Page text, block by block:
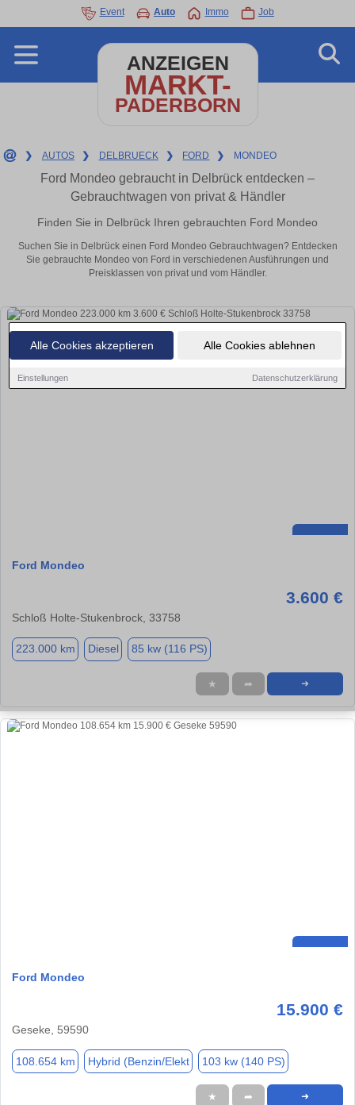
Alle Cookies akzeptieren Alle Cookies ablehnen
Einstellungen Datenschutzerklärung
Event Auto Immo Job
ANZEIGEN
MARKT-
PADERBORN
❯ AUTOS ❯ DELBRUECK ❯ FORD ❯ MONDEO
Ford Mondeo gebraucht in Delbrück entdecken –
Gebrauchtwagen von privat & Händler
Finden Sie in Delbrück Ihren gebrauchten Ford Mondeo
Suchen Sie in Delbrück einen Ford Mondeo Gebrauchtwagen? Entdecken
Sie gebrauchte Mondeo von Ford in verschiedenen Ausführungen und
Preisklassen von privat und vom Händler.
Ford Mondeo
3.600 €
Schloß Holte-Stukenbrock, 33758
223.000 km Diesel 85 kw (116 PS)
★ ➦ ➜
Ford Mondeo
15.900 €
Geseke, 59590
108.654 km Hybrid (Benzin/Elekt 103 kw (140 PS)
★ ➦ ➜